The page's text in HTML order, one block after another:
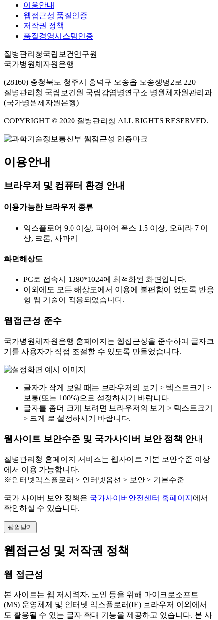
이용안내
웹접근성 품질인증
저작권 정책
품질경영시스템인증
질병관리청국립보건연구원
국가병원체자원은행
(28160) 충청북도 청주시 흥덕구 오송읍 오송생명2로 220
질병관리청 국립보건원 국립감염병연구소 병원체자원관리과
(국가병원체자원은행)
COPYRIGHT © 2020 질병관리청 ALL RIGHTS RESERVED.
이용안내
브라우저 및 컴퓨터 환경 안내
이용가능한 브라우저 종류
익스플로어 9.0 이상, 파이어 폭스 1.5 이상, 오페라 7 이
상, 크롬, 사파리
화면해상도
PC로 접속시 1280*1024에 최적화된 화면입니다.
이외에도 모든 해상도에서 이용에 불편함이 없도록 반응
형 웹 기술이 적용되었습니다.
웹접근성 준수
국가병원체자원은행 홈페이지는 웹접근성을 준수하여 글자크
기를 사용자가 직접 조절할 수 있도록 만들었습니다.
글자가 작게 보일 때는 브라우저의 보기 > 텍스트크기 >
보통(또는 100%)으로 설정하시기 바랍니다.
글자를 좀더 크게 보려면 브라우저의 보기 > 텍스트크기
> 크게 로 설정하시기 바랍니다.
웹사이트 보안수준 및 국가사이버 보안 정책 안내
질병관리청 홈페이지 서비스는 웹사이트 기본 보안수준 이상
에서 이용 가능합니다.
※인터넷익스플로러 > 인터넷옵션 > 보안 > 기본수준
국가 사이버 보안 정책은 국가사이버안전센터 홈페이지 에서
확인하실 수 있습니다.
팝업닫기
웹접근성 및 저작권 정책
웹 접근성
본 사이트는 웹 저시력자, 노인 등을 위해 마이크로소프트
(MS) 운영체제 및 인터넷 익스플로러(IE) 브라우저 이외에서
도 활용될 수 있는 글자 확대 기능을 제공하고 있습니다. 본 사